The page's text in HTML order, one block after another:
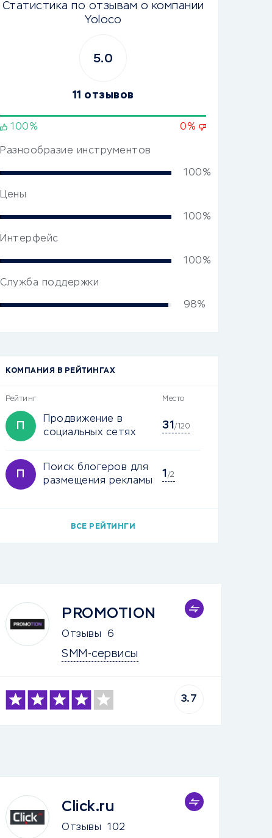
Статистика по отзывам о компании
Yoloco
5.0
11 отзывов
100% 0%
Разнообразие инструментов
100%
Цены
100%
Интерфейс
100%
Служба поддержки
98%
КОМПАНИЯ В РЕЙТИНГАХ
Рейтинг Место
П
Продвижение в
социальных сетях
31 /120
П
Поиск блогеров для
размещения рекламы
1 /2
ВСЕ РЕЙТИНГИ
PROMOTION
Отзывы 6
SMM-сервисы
3.7
Click.ru
Отзывы 102